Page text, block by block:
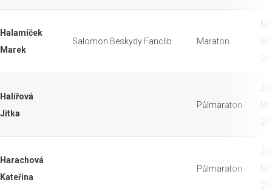
Halamíček
Marek
Salomon Beskydy Fanclib Maraton
Halířová
Jitka
Půlmaraton
Harachová
Kateřina
Půlmaraton